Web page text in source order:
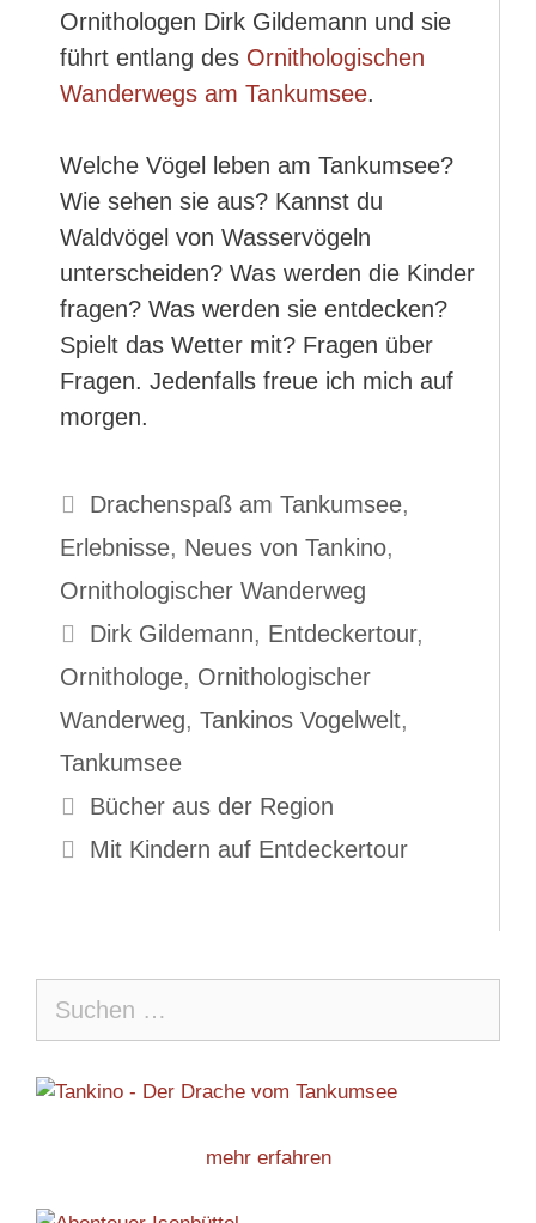
Ornithologen Dirk Gildemann und sie
führt entlang des Ornithologischen
Wanderwegs am Tankumsee.
Welche Vögel leben am Tankumsee?
Wie sehen sie aus? Kannst du
Waldvögel von Wasservögeln
unterscheiden? Was werden die Kinder
fragen? Was werden sie entdecken?
Spielt das Wetter mit? Fragen über
Fragen. Jedenfalls freue ich mich auf
morgen.
Kategorien
Drachenspaß am Tankumsee,
Erlebnisse, Neues von Tankino,
Ornithologischer Wanderweg
Schlagwörter
Dirk Gildemann, Entdeckertour,
Ornithologe, Ornithologischer
Wanderweg, Tankinos Vogelwelt,
Tankumsee
Bücher aus der Region
Mit Kindern auf Entdeckertour
nach:
mehr erfahren